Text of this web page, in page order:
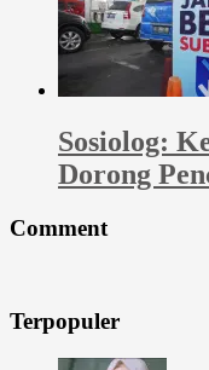
Sosiolog:
Dorong
Comment
Terpopuler